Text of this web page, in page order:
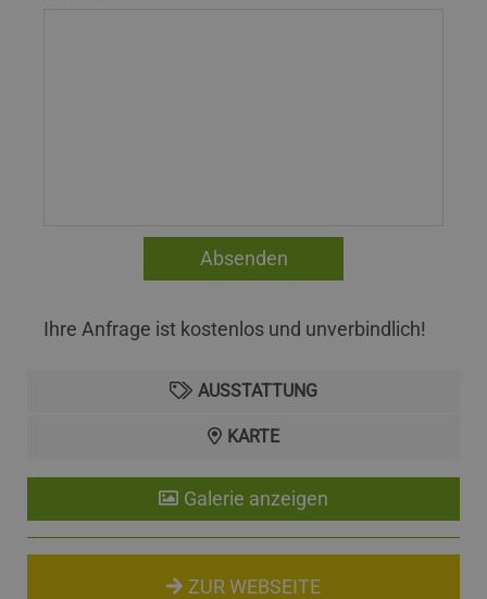
Ihre Anfrage ist kostenlos und unverbindlich!
AUSSTATTUNG
KARTE
Galerie anzeigen
ZUR WEBSEITE